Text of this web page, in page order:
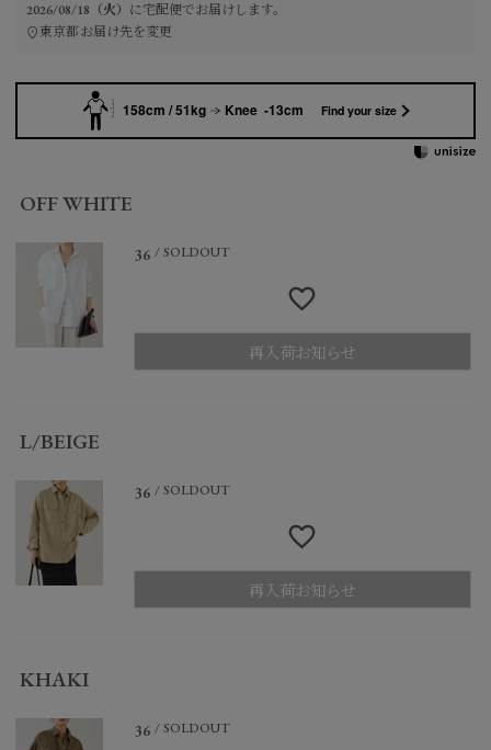
2026/08/18（火） に宅配便でお届けします。
東京都お届け先を変更
158cm / 51kg Knee -13cm Find your size
OFF WHITE
36 SOLDOUT
再入荷お知らせ
L/BEIGE
36 SOLDOUT
再入荷お知らせ
KHAKI
36 SOLDOUT